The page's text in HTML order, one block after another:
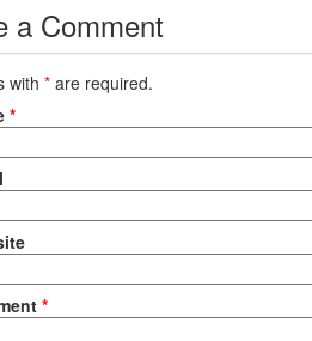
a Comment
with * are required.
*
*